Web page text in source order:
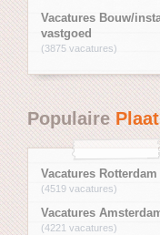
Vacatures Bouw/
vastgoed
(3875 vacatures)
Populaire
Vacatures Rotterdam
(4519 vacatures)
Vacatures
(4221 vacatures)